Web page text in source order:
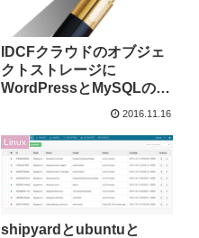
IDCFクラウドのオブジェ
クトストレージに
WordPressとMySQLのバ
ックアップを保存する
2016.11.16
Linux
shipyardとubuntuと